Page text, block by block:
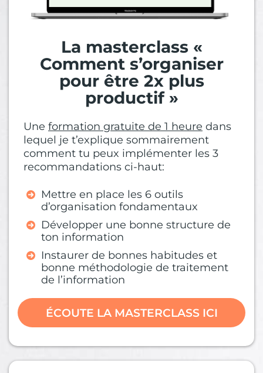
La masterclass «
Comment s’organiser
pour être 2x plus
productif »
Une formation gratuite de 1 heure dans
lequel je t’explique sommairement
comment tu peux implémenter les 3
recommandations ci-haut:
Mettre en place les 6 outils
d’organisation fondamentaux
Développer une bonne structure de
ton information
Instaurer de bonnes habitudes et
bonne méthodologie de traitement
de l’information
ÉCOUTE LA MASTERCLASS ICI